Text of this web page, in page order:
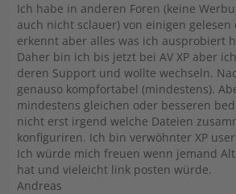
Ich habe in anderen Foren (keine
auch nicht sclauer) von einigen gelesen
erkennt aber alles was ich ausprobiert
Daher bin ich bis jetzt bei AV XP aber
deren Support und wollte wechseln.
genauso kompfortabel (mindestens).
mindestens gleichen oder besseren
nicht erst irgend welche Dateien
konfiguriren. Ich bin verwöhnter XP
Ich würde mich freuen wenn jemand
hat und vieleicht link posten würde.
Andreas